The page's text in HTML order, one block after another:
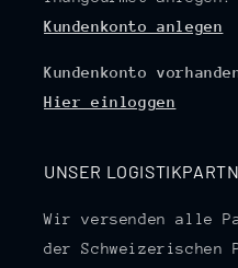
Kundenkonto anlegen
Kundenkonto
Hier einloggen
UNSER
Wir versenden alle
der Schweizerischen